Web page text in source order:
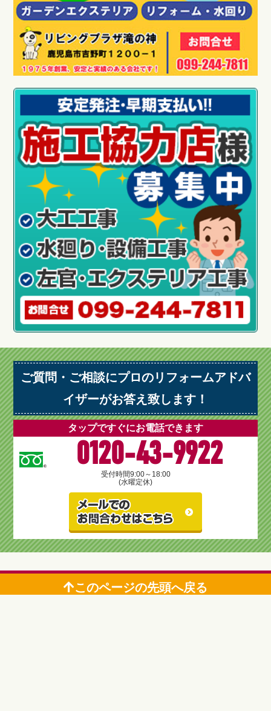
ご質問・ご相談にプロのリフォームアドバ
イザーがお答え致します！
タップですぐにお電話できます
0120-43-9922
受付時間9:00～18:00
(水曜定休)
このページの先頭へ戻る